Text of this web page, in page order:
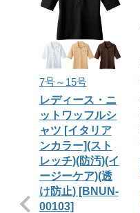
7号～15号
レディース・ニ
ットワッフルシ
ャツ [イタリア
ンカラー](スト
レッチ)(防汚)(イ
ージーケア)(透
け防止) [BNUN-
00103]